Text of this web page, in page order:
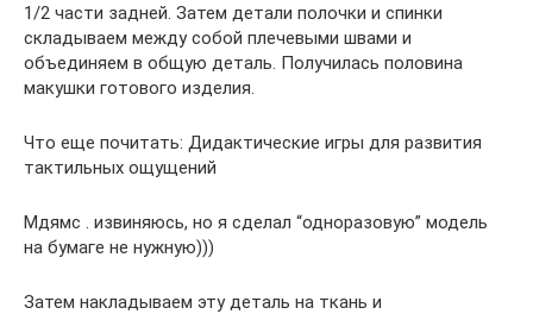
1/2 части задней. Затем детали полочки и спинки
складываем между собой плечевыми швами и
объединяем в общую деталь. Получилась половина
макушки готового изделия.
Что еще почитать: Дидактические игры для развития
тактильных ощущений
Мдямс . извиняюсь, но я сделал “одноразовую” модель
на бумаге не нужную)))
Затем накладываем эту деталь на ткань и